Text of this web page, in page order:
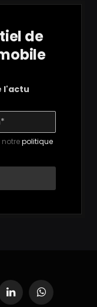
de
l'actu
politique
LinkedInWhatsApp